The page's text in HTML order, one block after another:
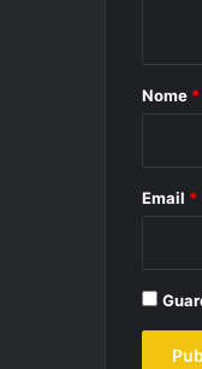
r
*
Nome *
Email *